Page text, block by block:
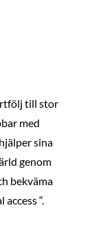
till stor
med
sina
genom
bekväma
“.